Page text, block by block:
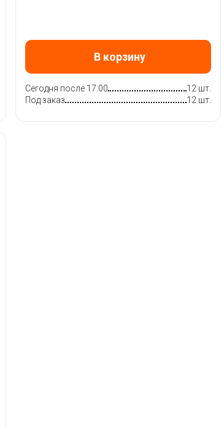
В корзину
Сегодня после 17:00
12 шт.
Под заказ
12 шт.